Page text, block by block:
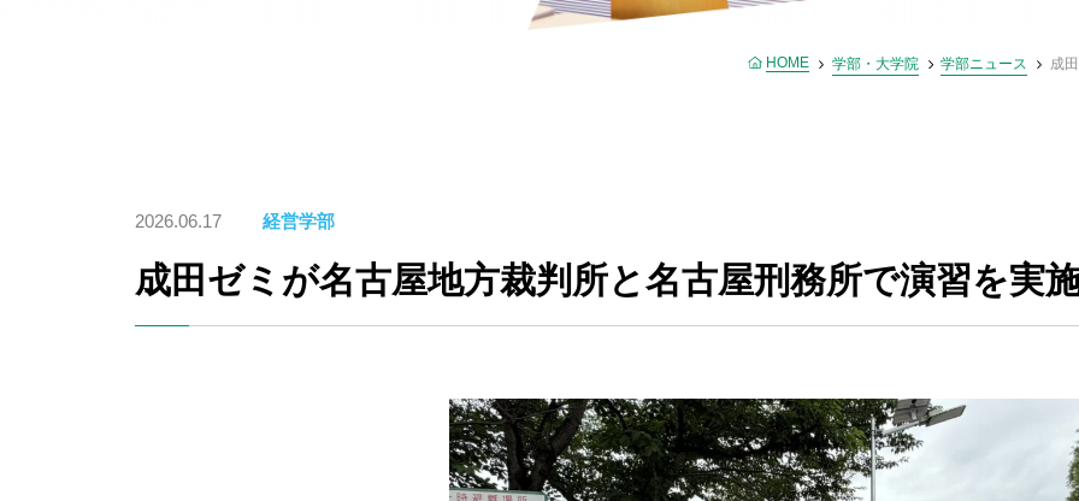
HOME 学部・大学院 学部ニュース 成
2026.06.17 経営学部
成田ゼミが名古屋地方裁判所と名古屋刑務所で演習を実